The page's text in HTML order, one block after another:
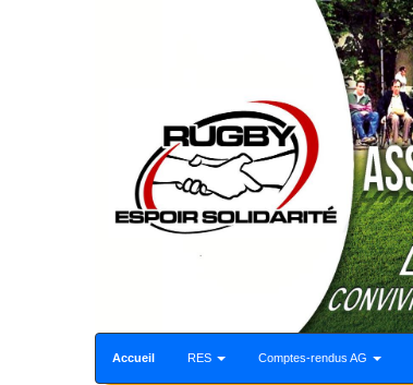
Accueil RES Comptes-rendus AG